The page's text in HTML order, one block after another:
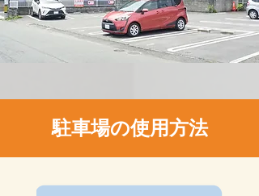
​駐車場の使用方法